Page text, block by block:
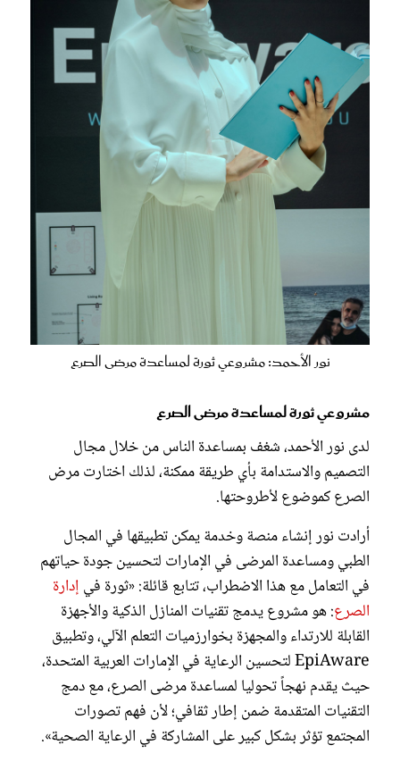
نور الأحمد: مشروعي ثورة لمساعدة مرضى الصرع
مشروعي ثورة لمساعدة مرضى الصرع
لدى نور الأحمد، شغف بمساعدة الناس من خلال مجال
التصميم والاستدامة بأي طريقة ممكنة، لذلك اختارت مرض
الصرع كموضوع لأطروحتها.
أرادت نور إنشاء منصة وخدمة يمكن تطبيقها في المجال
الطبي ومساعدة المرضى في الإمارات لتحسين جودة حياتهم
في التعامل مع هذا الاضطراب، تتابع قائلة: «ثورة في إدارة
الصرع: هو مشروع يدمج تقنيات المنازل الذكية والأجهزة
القابلة للارتداء والمجهزة بخوارزميات التعلم الآلي، وتطبيق
EpiAware لتحسين الرعاية في الإمارات العربية المتحدة،
حيث يقدم نهجاً تحوليا لمساعدة مرضى الصرع، مع دمج
التقنيات المتقدمة ضمن إطار ثقافي؛ لأن فهم تصورات
المجتمع تؤثر بشكل كبير على المشاركة في الرعاية الصحية».